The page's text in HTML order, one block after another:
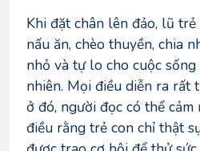
Khi đặt chân lên đảo, lũ
nấu ăn, chèo thuyền, chia
nhỏ và tự lo cho cuộc
nhiên. Mọi điều diễn ra rất
ở đó, người đọc có thể
điều rằng trẻ con chỉ thật